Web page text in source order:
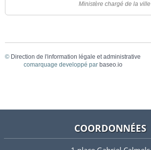
Ministère chargé de la ville
© Direction de l'information légale et administrative
comarquage developpé par baseo.io
COORDONNÉES